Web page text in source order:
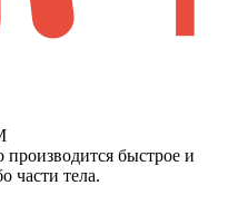
быстрое и
части тела.